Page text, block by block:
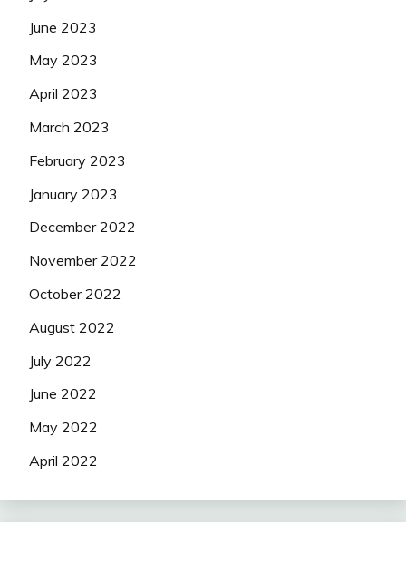
June 2023
May 2023
April 2023
March 2023
February 2023
January 2023
December 2022
November 2022
October 2022
August 2022
July 2022
June 2022
May 2022
April 2022